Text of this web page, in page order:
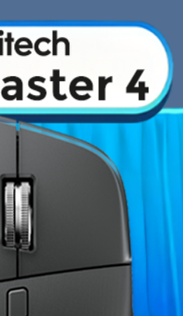
Fiche technique
Socket
Chipset
Nombre de slots RAM
Format